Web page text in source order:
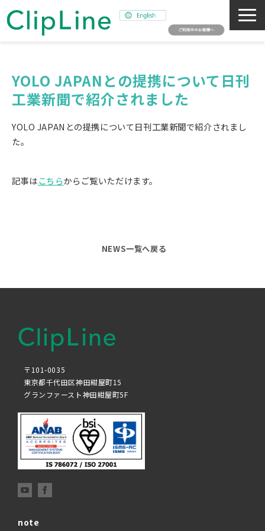
事業紹介
ミッション
SNAPSHOT
YOLO JAPANとの提携について日刊
工業新聞で紹介されました
YOLO JAPANとの提携について日刊工業新聞で紹介されまし
た。
記事はこちらからご覧いただけます。
NEWS一覧へ戻る
〒101-0035
東京都千代田区神田紺屋町15
グランファースト神田紺屋町5F
note